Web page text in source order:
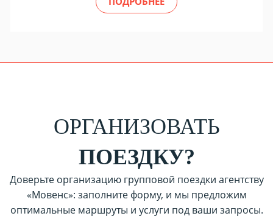
ОРГАНИЗОВАТЬ
ПОЕЗДКУ?
Доверьте организацию групповой поездки агентству
«Мовенс»: заполните форму, и мы предложим
оптимальные маршруты и услуги под ваши запросы.